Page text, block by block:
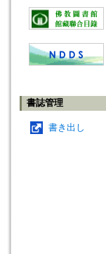
書誌管理
書き出し